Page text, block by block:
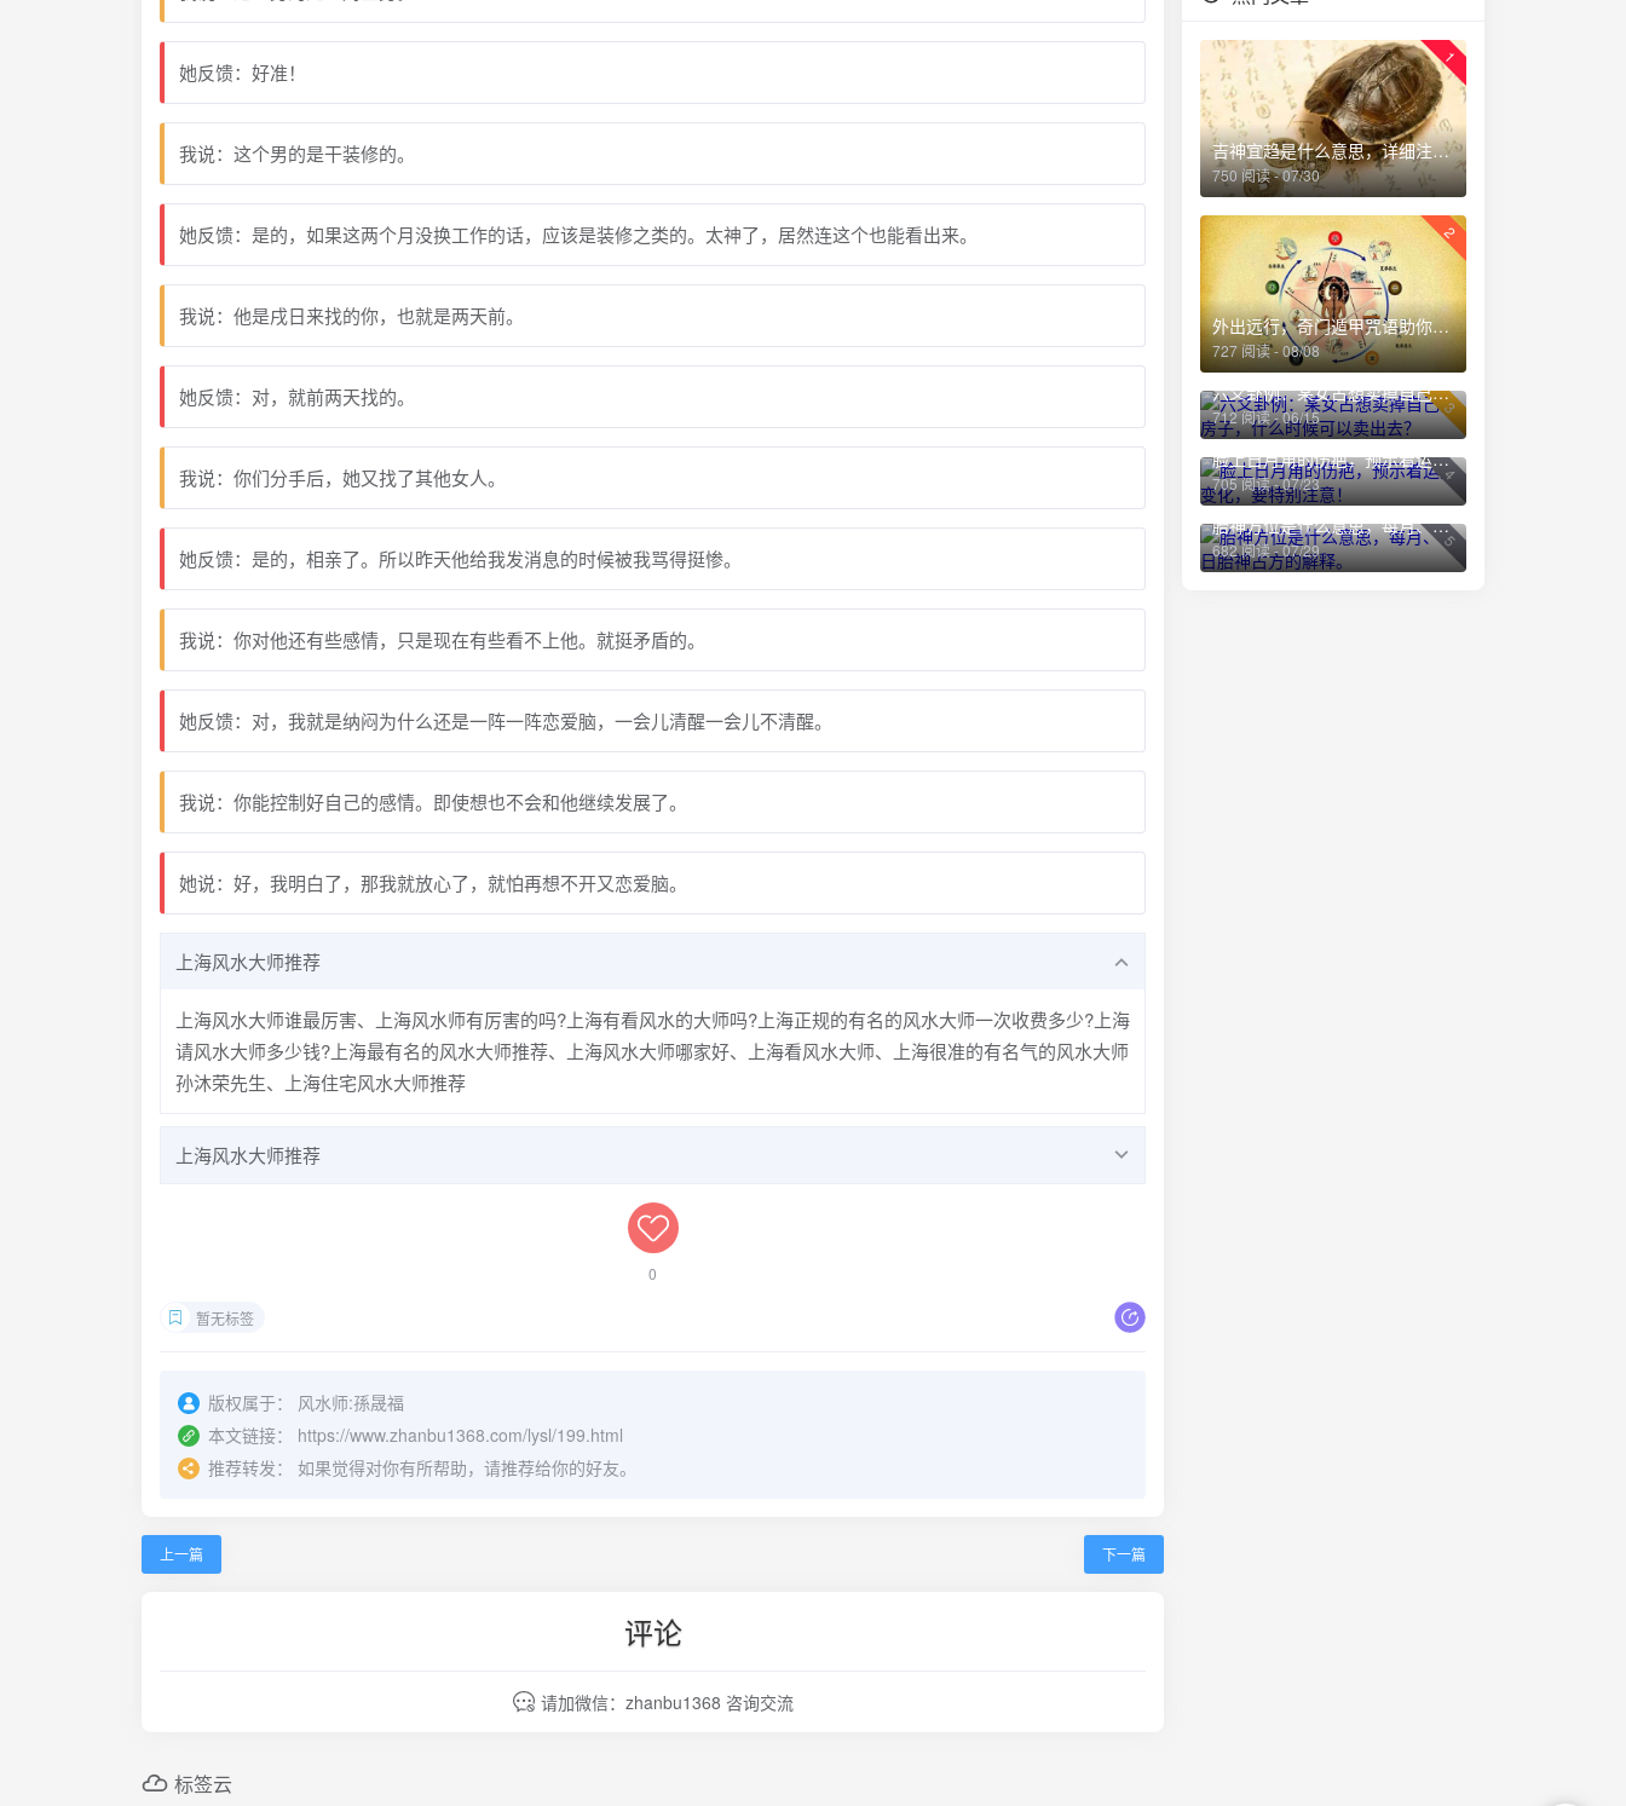
她反馈：好准！
我说：这个男的是干装修的。
她反馈：是的，如果这两个月没换工作的话，应该是装修之类的。太神了，居然连这个也能看出来。
我说：他是戌日来找的你，也就是两天前。
她反馈：对，就前两天找的。
我说：你们分手后，她又找了其他女人。
她反馈：是的，相亲了。所以昨天他给我发消息的时候被我骂得挺惨。
我说：你对他还有些感情，只是现在有些看不上他。就挺矛盾的。
她反馈：对，我就是纳闷为什么还是一阵一阵恋爱脑，一会儿清醒一会儿不清醒。
我说：你能控制好自己的感情。即使想也不会和他继续发展了。
她说：好，我明白了，那我就放心了，就怕再想不开又恋爱脑。
上海风水大师推荐
上海风水大师谁最厉害、上海风水师有厉害的吗?上海有看风水的大师吗?上海正规的有名的风水大师一次收费多少?上海
请风水大师多少钱?上海最有名的风水大师推荐、上海风水大师哪家好、上海看风水大师、上海很准的有名气的风水大师
孙沐荣先生、上海住宅风水大师推荐
上海风水大师推荐
上海知名风水老师、上海看住宅风水大师孙沐荣先生、上海看工厂风水大师、上海看大门门口的风水大师先生、上海看
办公室写字楼风水的大师孙沐荣、上海看公司风水的先生师傅、上海看家居风水的阴阳先生、上海别墅测风水多少钱、
上海楼盘测风水多少钱、上海店铺测风水价格、上海坟地测风水价格、上海测别墅的风水大师推荐、上海看墓地阴宅坟
地的易经高手孙沐荣先生、上海风水大师排名、上海看大门、看卧室、看阳宅的易经风水高人。
0
暂无标签
版权属于：
风水师:孫晟福
本文链接：
https://www.zhanbu1368.com/lysl/199.html
推荐转发：
如果觉得对你有所帮助，请推荐给你的好友。
上一篇 下一篇
评论
请加微信：zhanbu1368 咨询交流
标签云
1
吉神宜趋是什么意思，详细注解。
750 阅读 - 07/30
2
外出远行，奇门遁甲咒语助你平安无虞。
727 阅读 - 08/08
3
六爻卦例：某女占想卖掉自己的房子，什么时候可以卖出去？
712 阅读 - 06/15
4
脸上日月角的伤疤，预示着运势变化，要特别注意！
705 阅读 - 07/23
5
胎神方位是什么意思，每月、每日胎神占方的解释。
682 阅读 - 07/29